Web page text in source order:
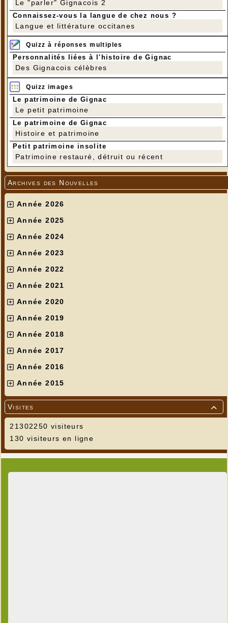
Le "parler" Gignacois 2
Connaissez-vous la langue de chez nous ?
Langue et littérature occitanes
Quizz à réponses multiples
Personnalités liées à l'histoire de Gignac
Des Gignacois célèbres
Quizz images
Le patrimoine de Gignac
Le petit patrimoine
Le patrimoine de Gignac
Histoire et patrimoine
Petit patrimoine insolite
Patrimoine restauré, détruit ou récent
Archives des Nouvelles
Année 2026
Année 2025
Année 2024
Année 2023
Année 2022
Année 2021
Année 2020
Année 2019
Année 2018
Année 2017
Année 2016
Année 2015

Visites
21302250 visiteurs
130 visiteurs en ligne